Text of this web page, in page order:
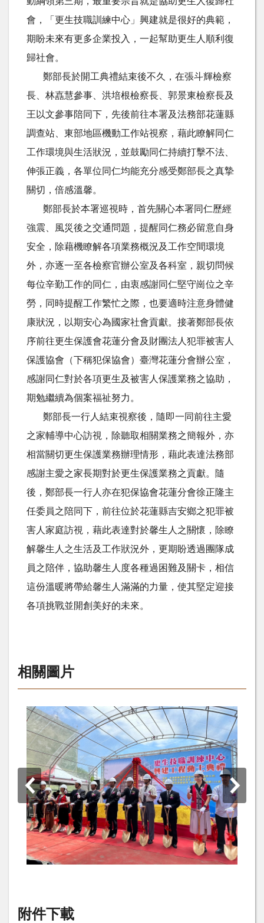
會，「更生技職訓練中心」興建就是很好的典範，
期盼未來有更多企業投入，一起幫助更生人順利復
歸社會。
鄭部長於開工典禮結束後不久，在張斗輝檢察
長、林嚞慧參事、洪培根檢察長、郭景東檢察長及
王以文參事陪同下，先後前往本署及法務部花蓮縣
調查站、東部地區機動工作站視察，藉此瞭解同仁
工作環境與生活狀況，並鼓勵同仁持續打擊不法、
伸張正義，各單位同仁均能充分感受鄭部長之真摯
關切，倍感溫馨。
鄭部長於本署巡視時，首先關心本署同仁歷經
強震、風災後之交通問題，提醒同仁務必留意自身
安全，除藉機瞭解各項業務概況及工作空間環境
外，亦逐一至各檢察官辦公室及各科室，親切問候
每位辛勤工作的同仁，由衷感謝同仁堅守崗位之辛
勞，同時提醒工作繁忙之際，也要適時注意身體健
康狀況，以期安心為國家社會貢獻。接著鄭部長依
序前往更生保護會花蓮分會及財團法人犯罪被害人
保護協會（下稱犯保協會）臺灣花蓮分會辦公室，
感謝同仁對於各項更生及被害人保護業務之協助，
期勉繼續為個案福祉努力。
鄭部長一行人結束視察後，隨即一同前往主愛
之家輔導中心訪視，除聽取相關業務之簡報外，亦
相當關切更生保護業務辦理情形，藉此表達法務部
感謝主愛之家長期對於更生保護業務之貢獻。隨
後，鄭部長一行人亦在犯保協會花蓮分會徐正隆主
任委員之陪同下，前往位於花蓮縣吉安鄉之犯罪被
害人家庭訪視，藉此表達對於馨生人之關懷，除瞭
解馨生人之生活及工作狀況外，更期盼透過團隊成
員之陪伴，協助馨生人度各種過困難及關卡，相信
這份溫暖將帶給馨生人滿滿的力量，使其堅定迎接
各項挑戰並開創美好的未來。
相關圖片
附件下載